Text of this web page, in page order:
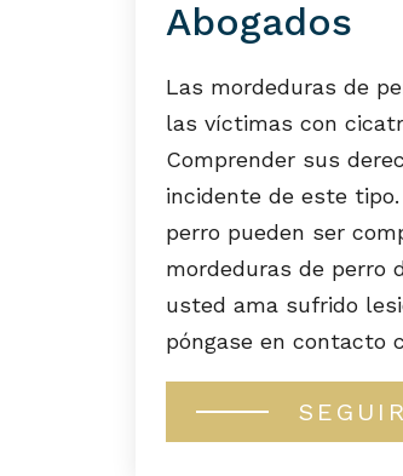
Abogados
Las mordeduras de
las víctimas con
Comprender sus
incidente de este
perro pueden ser
mordeduras de perro
usted ama sufrido
póngase en contacto